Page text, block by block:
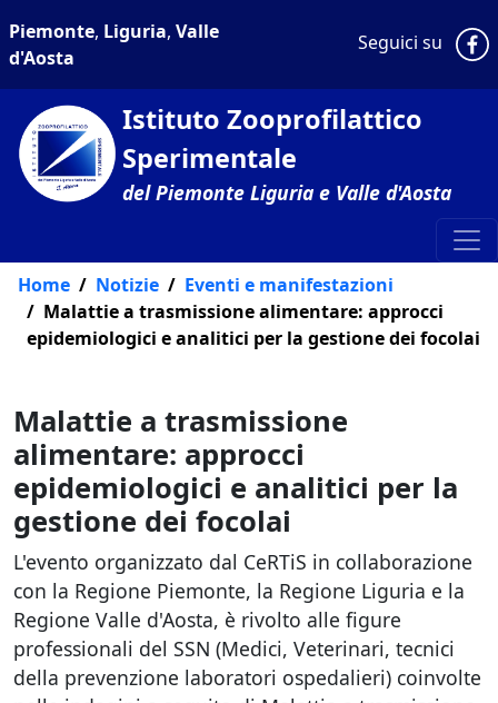
Piemonte, Liguria, Valle
d'Aosta
Seguici su
Istituto Zooprofilattico
Sperimentale
del Piemonte Liguria e Valle d'Aosta
Home Notizie
Eventi e manifestazioni
Malattie a trasmissione alimentare: approcci
epidemiologici e analitici per la gestione dei focolai
Malattie a trasmissione
alimentare: approcci
epidemiologici e analitici per la
gestione dei focolai
L'evento organizzato dal CeRTiS in collaborazione
con la Regione Piemonte, la Regione Liguria e la
Regione Valle d'Aosta, è rivolto alle figure
professionali del SSN (Medici, Veterinari, tecnici
della prevenzione laboratori ospedalieri) coinvolte